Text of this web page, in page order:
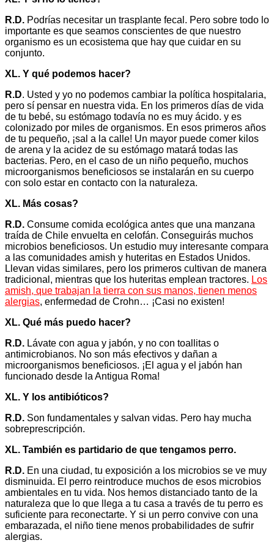
R.D. Podrías necesitar un trasplante fecal. Pero sobre todo lo
importante es que seamos conscientes de que nuestro
organismo es un ecosistema que hay que cuidar en su
conjunto.
XL. Y qué podemos hacer?
R.D. Usted y yo no podemos cambiar la política hospitalaria,
pero sí pensar en nuestra vida. En los primeros días de vida
de tu bebé, su estómago todavía no es muy ácido. y es
colonizado por miles de organismos. En esos primeros años
de tu pequeño, ¡sal a la calle! Un mayor puede comer kilos
de arena y la acidez de su estómago matará todas las
bacterias. Pero, en el caso de un niño pequeño, muchos
microorganismos beneficiosos se instalarán en su cuerpo
con solo estar en contacto con la naturaleza.
XL. Más cosas?
R.D. Consume comida ecológica antes que una manzana
traída de Chile envuelta en celofán. Conseguirás muchos
microbios beneficiosos. Un estudio muy interesante compara
a las comunidades amish y huteritas en Estados Unidos.
Llevan vidas similares, pero los primeros cultivan de manera
tradicional, mientras que los huteritas emplean tractores. Los
amish, que trabajan la tierra con sus manos, tienen menos
alergias, enfermedad de Crohn… ¡Casi no existen!
XL. Qué más puedo hacer?
R.D. Lávate con agua y jabón, y no con toallitas o
antimicrobianos. No son más efectivos y dañan a
microorganismos beneficiosos. ¡El agua y el jabón han
funcionado desde la Antigua Roma!
XL. Y los antibióticos?
R.D. Son fundamentales y salvan vidas. Pero hay mucha
sobreprescripción.
XL. También es partidario de que tengamos perro.
R.D. En una ciudad, tu exposición a los microbios se ve muy
disminuida. El perro reintroduce muchos de esos microbios
ambientales en tu vida. Nos hemos distanciado tanto de la
naturaleza que lo que llega a tu casa a través de tu perro es
suficiente para reconectarte. Y si un perro convive con una
embarazada, el niño tiene menos probabilidades de sufrir
alergias.